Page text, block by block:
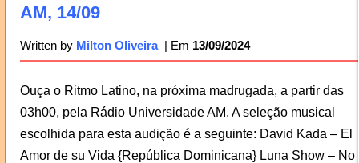
AM, 14/09
Written by Milton Oliveira 13/09/2024
Ouça o Ritmo Latino, na próxima madrugada, a partir das
03h00, pela Rádio Universidade AM. A seleção musical
escolhida para esta audição é a seguinte: David Kada – El
Amor de su Vida {República Dominicana} Luna Show – No